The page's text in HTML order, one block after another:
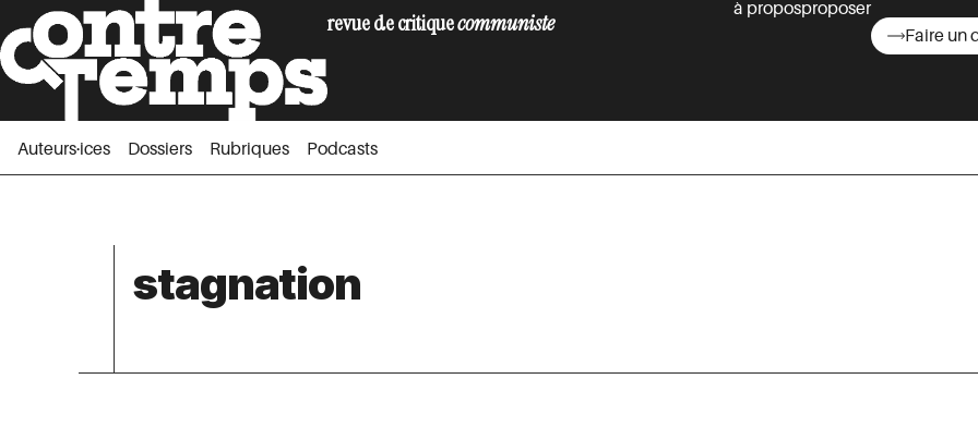
Auteurs·ices
revue de critiquecommuniste à proposproposer
Faire un
Auteurs·ices Dossiers Rubriques Podcasts
stagnation